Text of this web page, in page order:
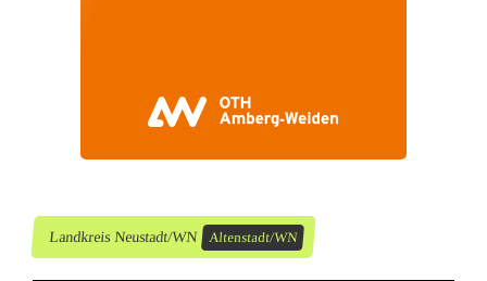
Landkreis Neustadt/WN Altenstadt/WN